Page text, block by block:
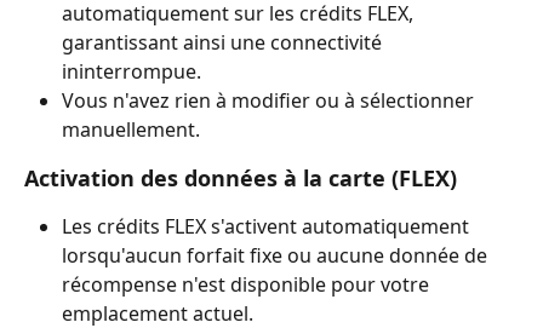
automatiquement sur les crédits FLEX,
garantissant ainsi une connectivité
ininterrompue.
Vous n'avez rien à modifier ou à sélectionner
manuellement.
Activation des données à la carte (FLEX)
Les crédits FLEX s'activent automatiquement
lorsqu'aucun forfait fixe ou aucune donnée de
récompense n'est disponible pour votre
emplacement actuel.